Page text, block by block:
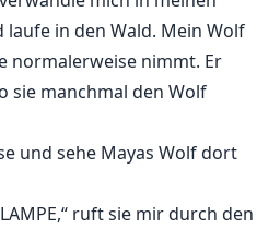
in den Wald. Mein Wolf
normalerweise nimmt. Er
sie manchmal den Wolf
und sehe Mayas Wolf dort
ruft sie mir durch den